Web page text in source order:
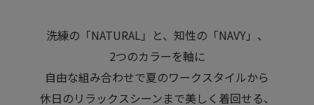
洗練の「NATURAL」と、知性の「NAVY」、
2つのカラーを軸に
自由な組み合わせで夏のワークスタイルから
休日のリラックスシーンまで美しく着回せる、